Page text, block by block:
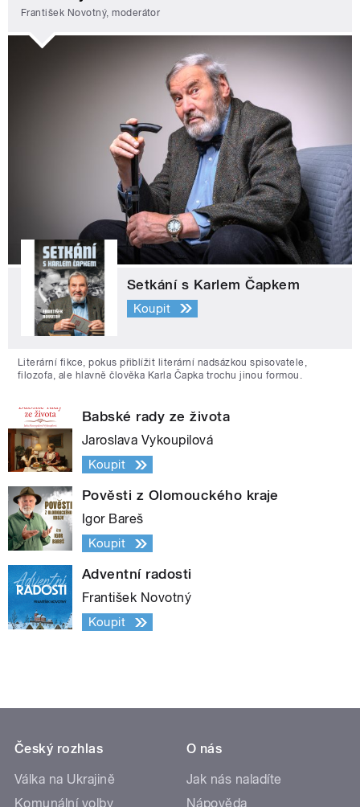
František Novotný, moderátor
Setkání s Karlem Čapkem
Koupit
Literární fikce, pokus přiblížit literární nadsázkou spisovatele,
filozofa, ale hlavně člověka Karla Čapka trochu jinou formou.
Babské rady ze života
Jaroslava Vykoupilová
Koupit
Pověsti z Olomouckého kraje
Igor Bareš
Koupit
Adventní radosti
František Novotný
Koupit
Český rozhlas
Válka na Ukrajině
Komunální volby
O nás
Jak nás naladíte
Nápověda